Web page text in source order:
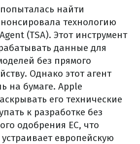
найти
технологию
(TSA). Этот инструмент
данные для
без прямого
Однако этот агент
на бумаге. Apple
его технические
к разработке без
одобрения ЕС, что
европейскую